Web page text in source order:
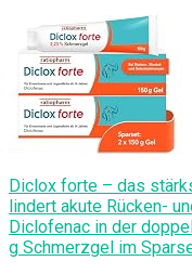
Diclox forte – das
lindert akute Rücken-
Diclofenac in der
g Schmerzgel im